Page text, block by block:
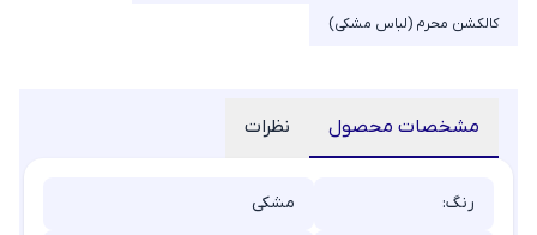
کالکشن محرم (لباس مشکی)
مشخصات محصول نظرات
رنگ: مشکی